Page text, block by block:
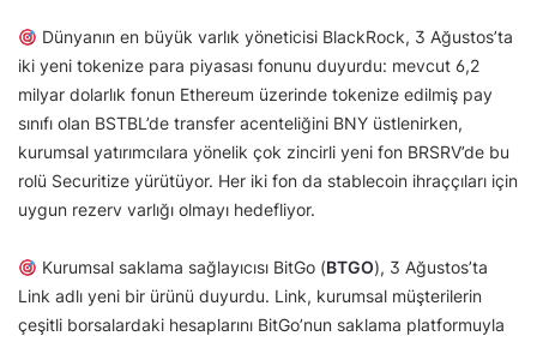
Dünyanın en büyük varlık yöneticisi BlackRock, 3 Ağustos’ta
iki yeni tokenize para piyasası fonunu duyurdu: mevcut 6,2
milyar dolarlık fonun Ethereum üzerinde tokenize edilmiş pay
sınıfı olan BSTBL’de transfer acenteliğini BNY üstlenirken,
kurumsal yatırımcılara yönelik çok zincirli yeni fon BRSRV’de bu
rolü Securitize yürütüyor. Her iki fon da stablecoin ihraççıları için
uygun rezerv varlığı olmayı hedefliyor.
Kurumsal saklama sağlayıcısı BitGo (BTGO), 3 Ağustos’ta
Link adlı yeni bir ürünü duyurdu. Link, kurumsal müşterilerin
çeşitli borsalardaki hesaplarını BitGo’nun saklama platformuyla